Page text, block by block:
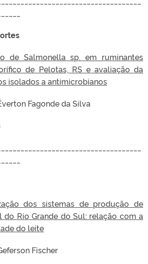
de Salmonella sp. em ruminantes
de Pelotas, RS e avaliação da
isolados a antimicrobianos
Fagonde da Silva
dos sistemas de produção de
do Rio Grande do Sul: relação com a
do leite
Fischer